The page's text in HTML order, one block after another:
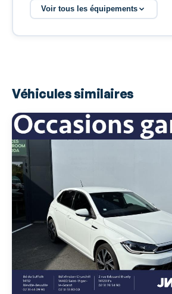
Airbags latéraux avant
Antidémarrage électronique
Appel d'Urgence Localisé
Arrêt et redémarrage auto. du moteur
Bacs de portes avant
Banquette 1/3-2/3
Banquette AR rabattable
Boucliers AV et AR couleur caisse
Capteur de luminosité
Capteur de pluie
Clim manuelle
Voir tous les équipements
Véhicules similaires